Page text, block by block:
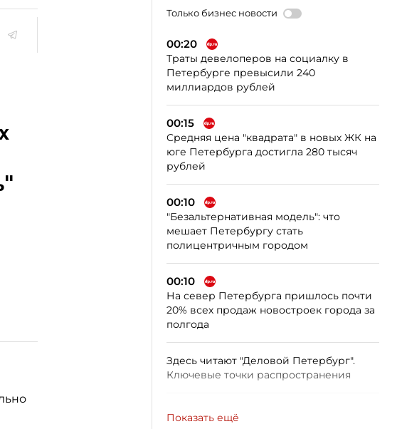
Только бизнес новости
00:20
Траты девелоперов на социалку в
Петербурге превысили 240
миллиардов рублей
00:15
Средняя цена "квадрата" в новых ЖК на
юге Петербурга достигла 280 тысяч
рублей
00:10
"Безальтернативная модель": что
мешает Петербургу стать
полицентричным городом
00:10
На север Петербурга пришлось почти
20% всех продаж новостроек города за
полгода
Здесь читают "Деловой Петербург".
Ключевые точки распространения
Показать ещё